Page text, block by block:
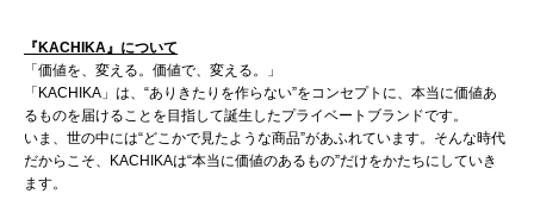
『KACHIKA』について
「価値を、変える。価値で、変える。」
「KACHIKA」は、“ありきたりを作らない”をコンセプトに、本当に価値あ
るものを届けることを目指して誕生したプライベートブランドです。
いま、世の中には“どこかで見たような商品”があふれています。そんな時代
だからこそ、KACHIKAは“本当に価値のあるもの”だけをかたちにしていき
ます。